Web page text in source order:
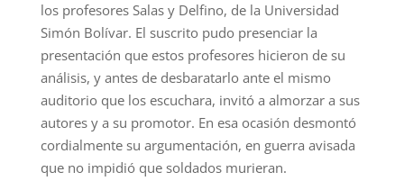
los profesores Salas y Delfino, de la Universidad
Simón Bolívar. El suscrito pudo presenciar la
presentación que estos profesores hicieron de su
análisis, y antes de desbaratarlo ante el mismo
auditorio que los escuchara, invitó a almorzar a sus
autores y a su promotor. En esa ocasión desmontó
cordialmente su argumentación, en guerra avisada
que no impidió que soldados murieran.